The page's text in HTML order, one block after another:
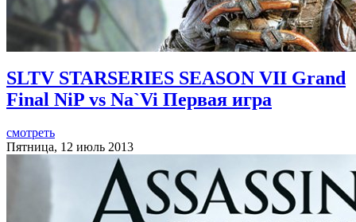
SLTV STARSERIES SEASON VII Grand
Final NiP vs Na`Vi Первая игра
смотреть
Пятница, 12 июль 2013